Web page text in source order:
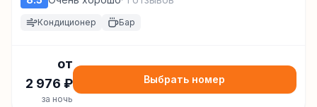
Кондиционер Бар
от
2 976 ₽
за ночь
Выбрать номер